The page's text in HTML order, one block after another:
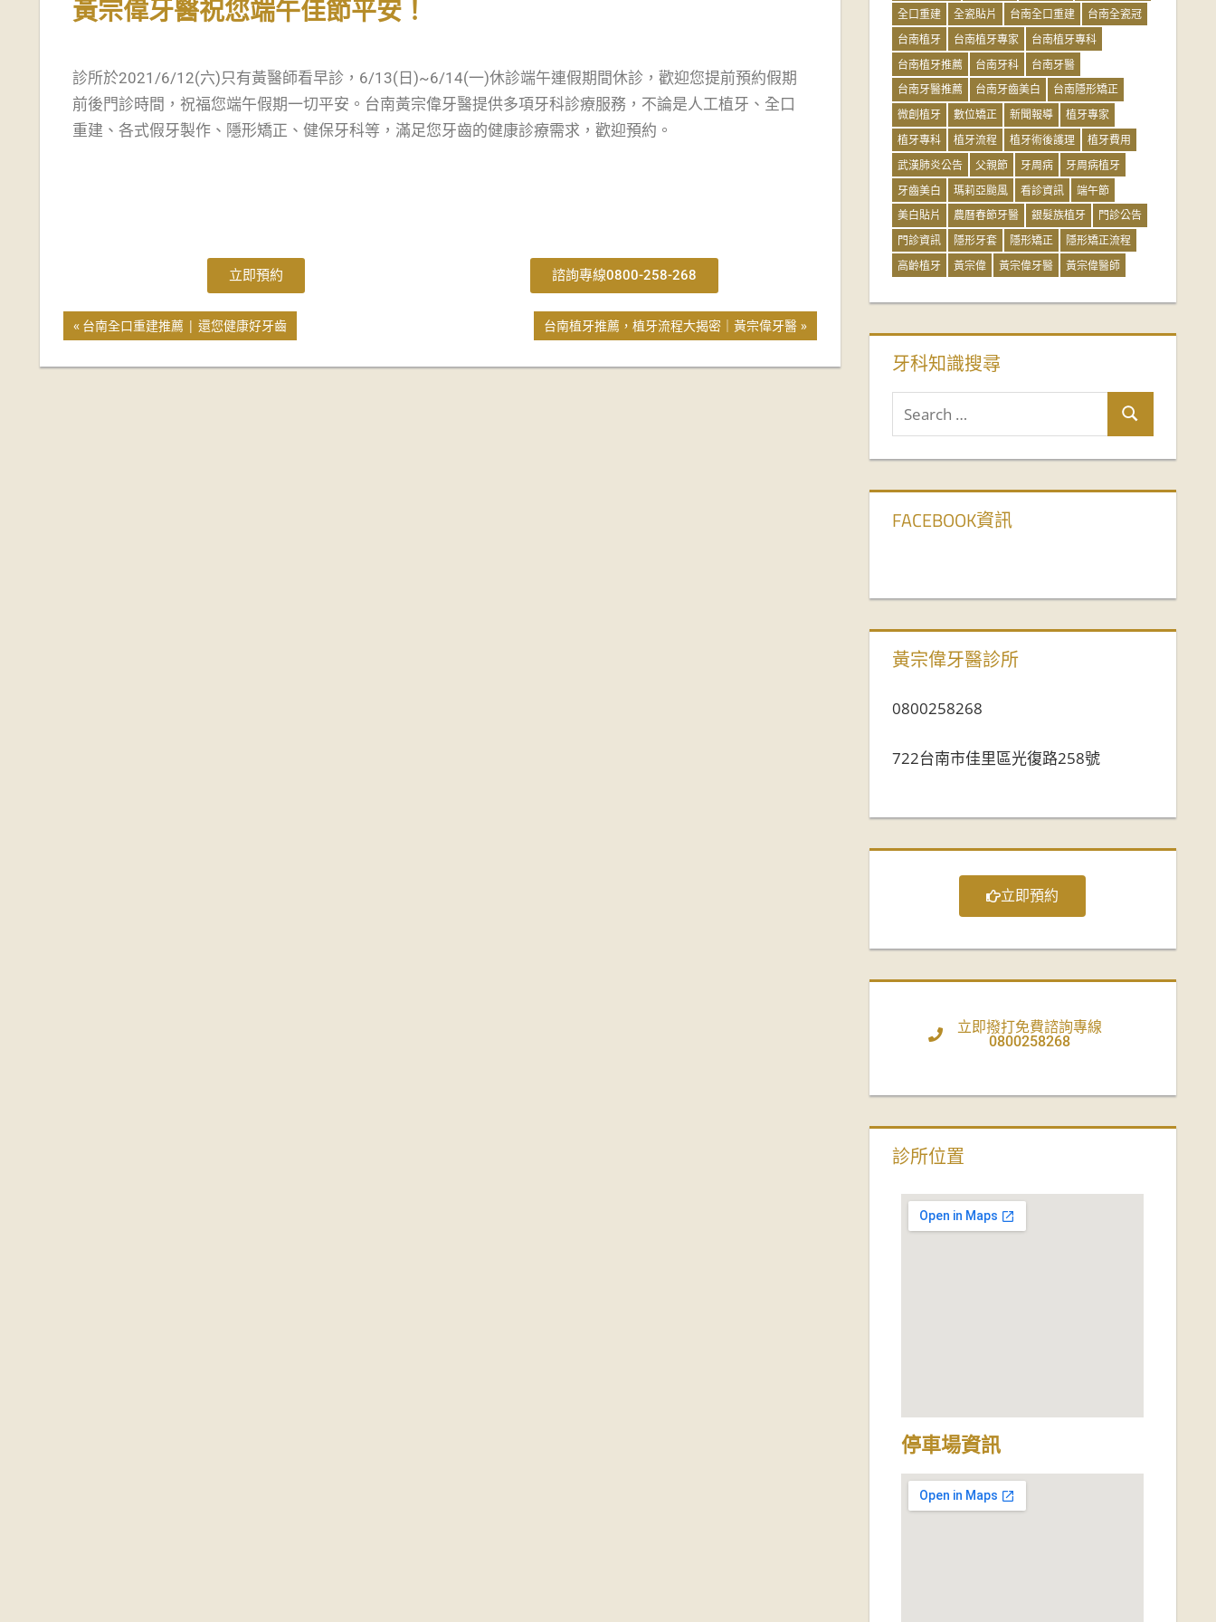
黃宗偉牙醫祝您端午佳節平安！
診所於2021/6/12(六)只有黃醫師看早診，6/13(日)~6/14(一)休診端午連假期間休診，歡迎您提前預約假期
前後門診時間，祝福您端午假期一切平安。台南黃宗偉牙醫提供多項牙科診療服務，不論是人工植牙、全口
重建、各式假牙製作、隱形矯正、健保牙科等，滿足您牙齒的健康診療需求，歡迎預約。
立即預約 諮詢專線0800-258-268
台南全口重建推薦 | 還您健康好牙齒 台南植牙推薦，植牙流程大揭密｜黃宗偉牙醫
全口重建 全瓷貼片 台南全口重建
台南全瓷冠
台南植牙
台南植牙專家
台南植牙專科
台南植牙推薦
台南牙科
台南牙醫
台南牙醫推薦
台南牙齒美白
台南隱形矯正
微創植牙
數位矯正 新聞報導
植牙專家
植牙專科
植牙流程 植牙術後護理
植牙費用
武漢肺炎公告
父親節 牙周病
牙周病植牙
牙齒美白
瑪莉亞颱風 看診資訊
端午節
美白貼片
農曆春節牙醫 銀髮族植牙
門診公告
門診資訊
隱形牙套 隱形矯正
隱形矯正流程
高齡植牙
黃宗偉 黃宗偉牙醫 黃宗偉醫師
牙科知識搜尋
FACEBOOK資訊
黃宗偉牙醫診所
0800258268
722台南市佳里區光復路258號
立即預約
立即撥打免費諮詢專線
0800258268
診所位置
停車場資訊